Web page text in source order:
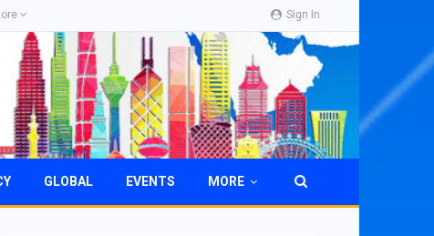
Sign In
GLOBAL EVENTS MORE